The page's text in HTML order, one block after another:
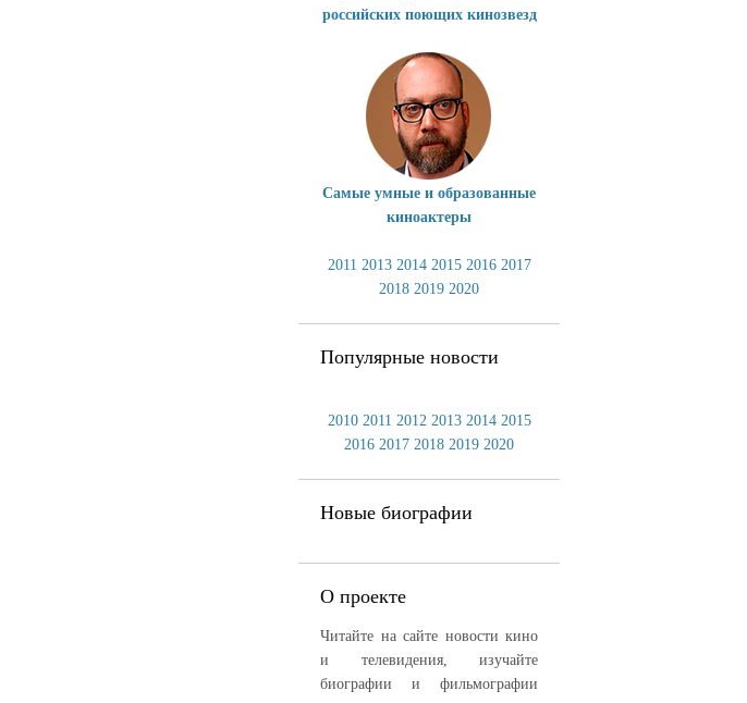
российских поющих кинозвезд
Самые умные и образованные
киноактеры
2011 2013 2014 2015 2016 2017
2018 2019 2020
Популярные новости
2010 2011 2012 2013 2014 2015
2016 2017 2018 2019 2020
Новые биографии
О проекте
Читайте на сайте новости кино
и телевидения, изучайте
биографии и фильмографии